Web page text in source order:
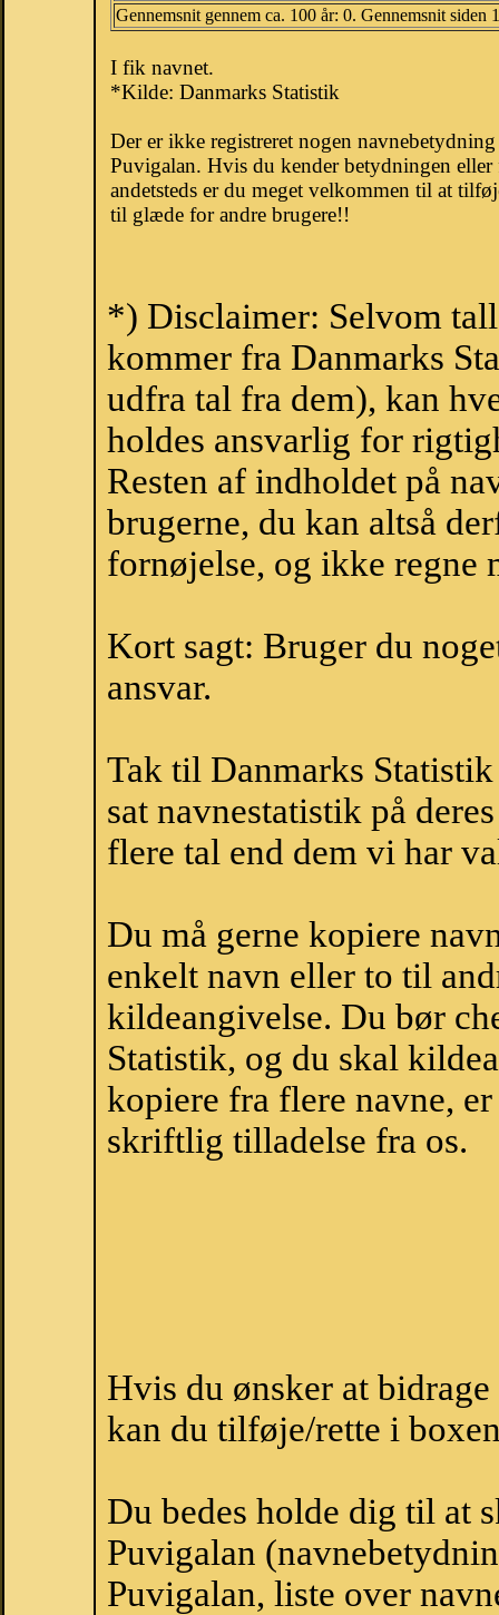
Gennemsnit gennem ca. 100 år: 0. Gennemsnit siden
I fik navnet.
*Kilde: Danmarks Statistik
Der er ikke registreret nogen
Puvigalan. Hvis du kender betydningen eller
andetsteds er du meget velkommen til at
til glæde for andre brugere!!
*) Disclaimer: Selvom
kommer fra Danmarks
udfra tal fra dem), kan
holdes ansvarlig for
Resten af indholdet på
brugerne, du kan altså
fornøjelse, og ikke regne
Kort sagt: Bruger du
ansvar.
Tak til Danmarks
sat navnestatistik på
flere tal end dem vi har
Du må gerne kopiere
enkelt navn eller to til
kildeangivelse. Du bør
Statistik, og du skal
kopiere fra flere navne,
skriftlig tilladelse fra os.
Hvis du ønsker at
kan du tilføje/rette i
Du bedes holde dig til at
Puvigalan
Puvigalan, liste over